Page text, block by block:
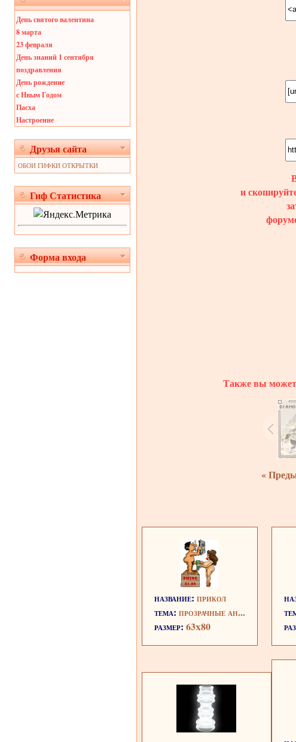
День святого валентина
8 марта
23 февраля
День знаний 1 сентября
поздравления
День рождение
с Нвым Годом
Пасха
Настроение
Друзья сайта
ОБОИ ГИФКИ ОТКРЫТКИ
Гиф Статистика
Форма входа
и
Также вы
«
название: прикол
тема: прозрачные ан...
размер: 63x80